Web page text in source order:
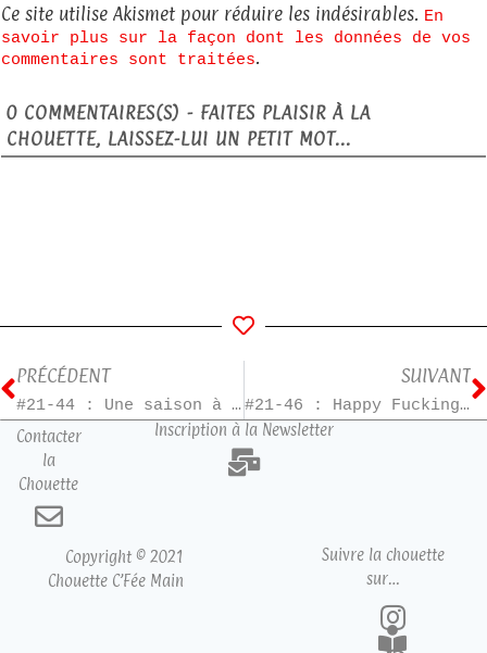
Ce site utilise Akismet pour réduire les indésirables. En
savoir plus sur la façon dont les données de vos
commentaires sont traitées.
0 COMMENTAIRES(S) - FAITES PLAISIR À LA
CHOUETTE, LAISSEZ-LUI UN PETIT MOT...
PRÉCÉDENT
#21-44 : Une saison à la petite boulangerie
SUIVANT
#21-46 : Happy Fucking Christmas, Dear Janet !
Contacter
la
Chouette
Inscription à la Newsletter
Copyright © 2021
Chouette C’Fée Main
Suivre la chouette
sur…